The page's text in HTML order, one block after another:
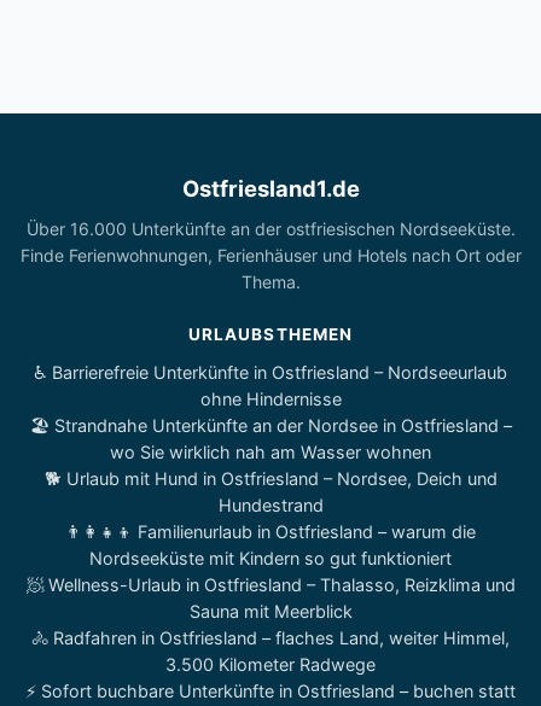
Ostfriesland1.de
Über 16.000 Unterkünfte an der ostfriesischen Nordseeküste.
Finde Ferienwohnungen, Ferienhäuser und Hotels nach Ort oder
Thema.
URLAUBSTHEMEN
♿ Barrierefreie Unterkünfte in Ostfriesland – Nordseeurlaub
ohne Hindernisse
🏖️ Strandnahe Unterkünfte an der Nordsee in Ostfriesland –
wo Sie wirklich nah am Wasser wohnen
🐕 Urlaub mit Hund in Ostfriesland – Nordsee, Deich und
Hundestrand
👨‍👩‍👧‍👦 Familienurlaub in Ostfriesland – warum die
Nordseeküste mit Kindern so gut funktioniert
🧖 Wellness-Urlaub in Ostfriesland – Thalasso, Reizklima und
Sauna mit Meerblick
🚴 Radfahren in Ostfriesland – flaches Land, weiter Himmel,
3.500 Kilometer Radwege
⚡ Sofort buchbare Unterkünfte in Ostfriesland – buchen statt